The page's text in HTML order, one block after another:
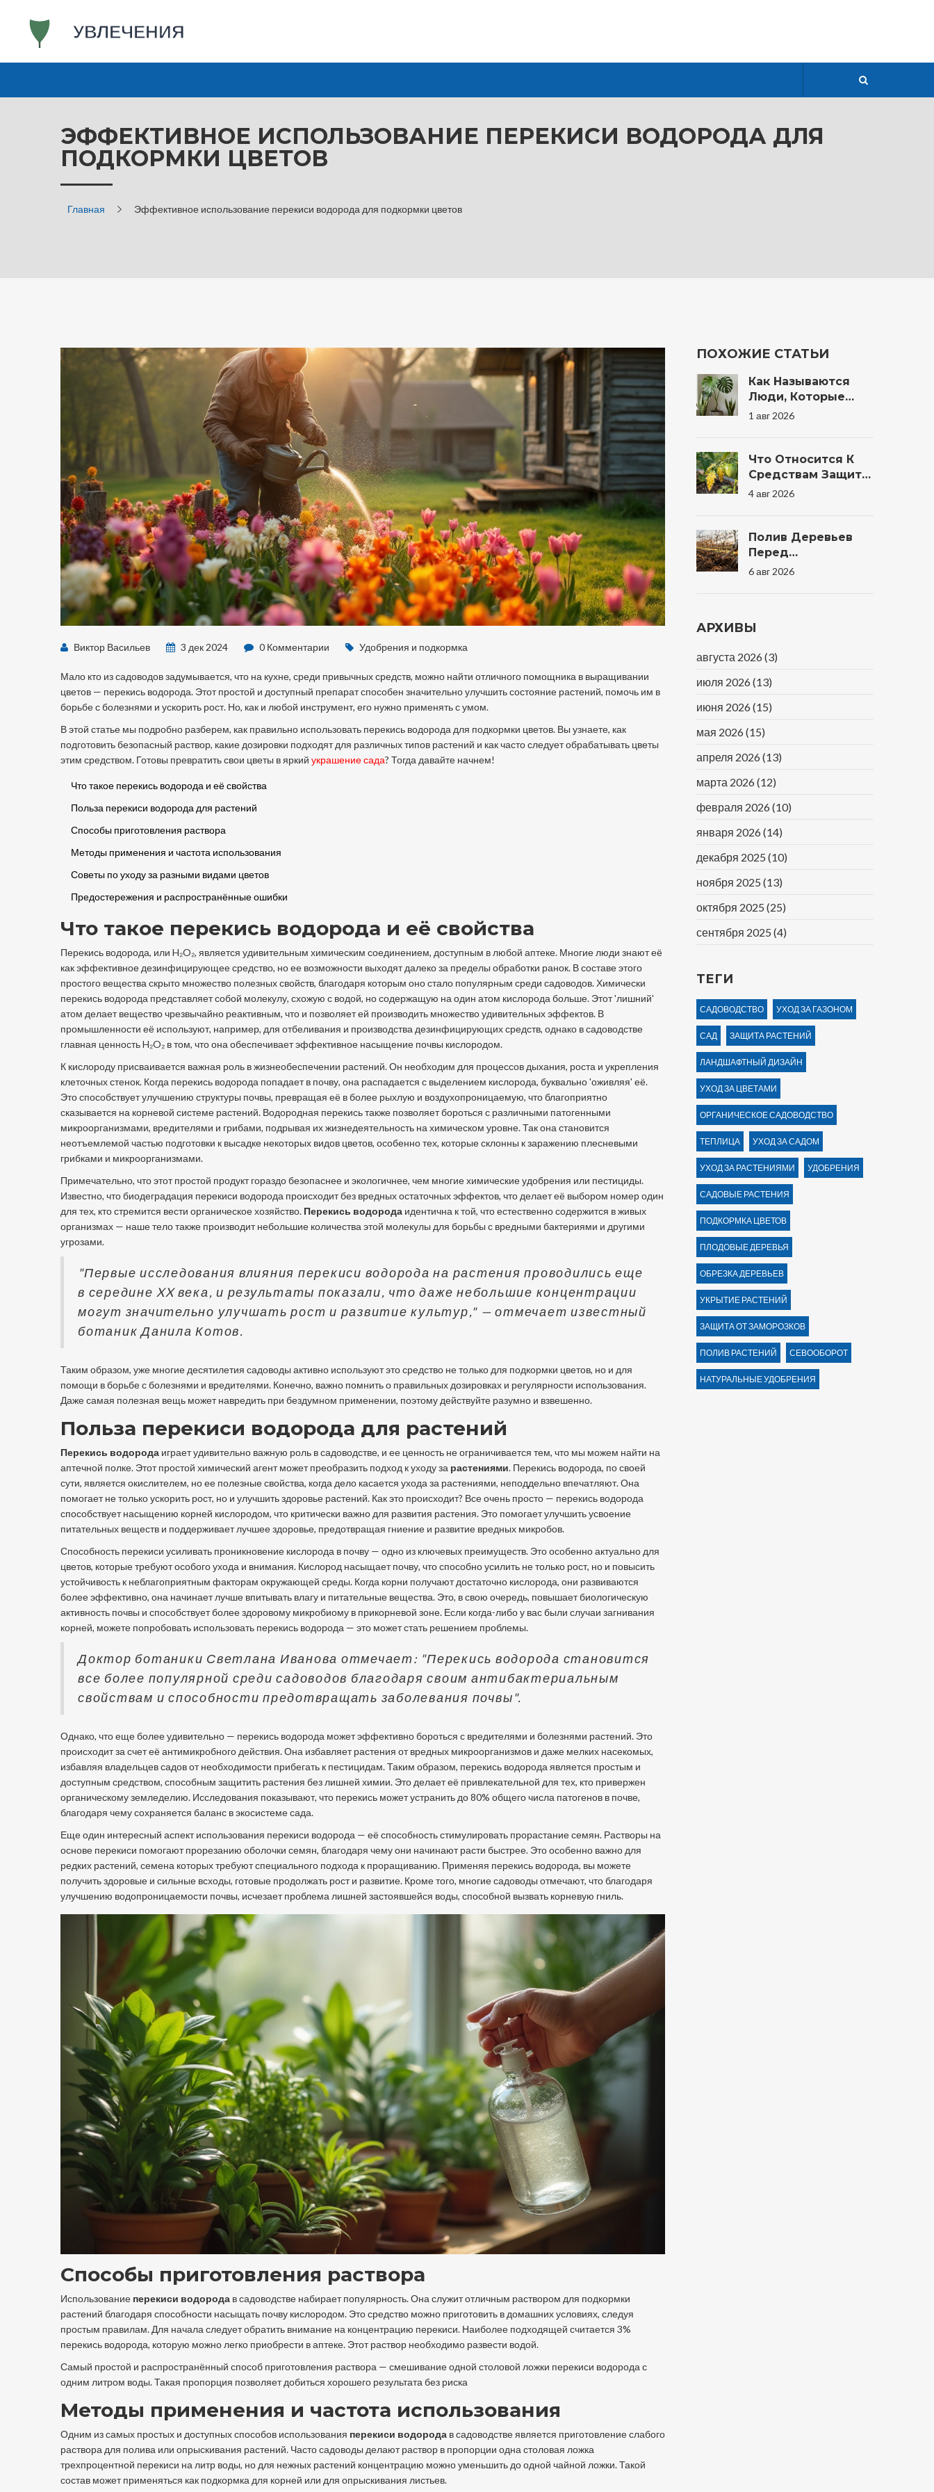
ЭФФЕКТИВНОЕ ИСПОЛЬЗОВАНИЕ ПЕРЕКИСИ ВОДОРОДА ДЛЯ
ПОДКОРМКИ ЦВЕТОВ
Главная Эффективное использование перекиси водорода для подкормки цветов
Виктор Васильев 3 дек 2024 0 Комментарии Удобрения и подкормка
Мало кто из садоводов задумывается, что на кухне, среди привычных средств, можно найти отличного помощника в выращивании
цветов — перекись водорода. Этот простой и доступный препарат способен значительно улучшить состояние растений, помочь им в
борьбе с болезнями и ускорить рост. Но, как и любой инструмент, его нужно применять с умом.
В этой статье мы подробно разберем, как правильно использовать перекись водорода для подкормки цветов. Вы узнаете, как
подготовить безопасный раствор, какие дозировки подходят для различных типов растений и как часто следует обрабатывать цветы
этим средством. Готовы превратить свои цветы в яркий украшение сада? Тогда давайте начнем!
Что такое перекись водорода и её свойства
Польза перекиси водорода для растений
Способы приготовления раствора
Методы применения и частота использования
Советы по уходу за разными видами цветов
Предостережения и распространённые ошибки
Что такое перекись водорода и её свойства
Перекись водорода, или H₂O₂, является удивительным химическим соединением, доступным в любой аптеке. Многие люди знают её
как эффективное дезинфицирующее средство, но ее возможности выходят далеко за пределы обработки ранок. В составе этого
простого вещества скрыто множество полезных свойств, благодаря которым оно стало популярным среди садоводов. Химически
перекись водорода представляет собой молекулу, схожую с водой, но содержащую на один атом кислорода больше. Этот 'лишний'
атом делает вещество чрезвычайно реактивным, что и позволяет ей производить множество удивительных эффектов. В
промышленности её используют, например, для отбеливания и производства дезинфицирующих средств, однако в садоводстве
главная ценность H₂O₂ в том, что она обеспечивает эффективное насыщение почвы кислородом.
К кислороду присваивается важная роль в жизнеобеспечении растений. Он необходим для процессов дыхания, роста и укрепления
клеточных стенок. Когда перекись водорода попадает в почву, она распадается с выделением кислорода, буквально 'оживляя' её.
Это способствует улучшению структуры почвы, превращая её в более рыхлую и воздухопроницаемую, что благоприятно
сказывается на корневой системе растений. Водородная перекись также позволяет бороться с различными патогенными
микроорганизмами, вредителями и грибами, подрывая их жизнедеятельность на химическом уровне. Так она становится
неотъемлемой частью подготовки к высадке некоторых видов цветов, особенно тех, которые склонны к заражению плесневыми
грибками и микроорганизмами.
Примечательно, что этот простой продукт гораздо безопаснее и экологичнее, чем многие химические удобрения или пестициды.
Известно, что биодеградация перекиси водорода происходит без вредных остаточных эффектов, что делает её выбором номер один
для тех, кто стремится вести органическое хозяйство. Перекись водорода идентична к той, что естественно содержится в живых
организмах — наше тело также производит небольшие количества этой молекулы для борьбы с вредными бактериями и другими
угрозами.
"Первые исследования влияния перекиси водорода на растения проводились еще
в середине XX века, и результаты показали, что даже небольшие концентрации
могут значительно улучшать рост и развитие культур," — отмечает известный
ботаник Данила Котов.
Таким образом, уже многие десятилетия садоводы активно используют это средство не только для подкормки цветов, но и для
помощи в борьбе с болезнями и вредителями. Конечно, важно помнить о правильных дозировках и регулярности использования.
Даже самая полезная вещь может навредить при бездумном применении, поэтому действуйте разумно и взвешенно.
Польза перекиси водорода для растений
Перекись водорода играет удивительно важную роль в садоводстве, и ее ценность не ограничивается тем, что мы можем найти на
аптечной полке. Этот простой химический агент может преобразить подход к уходу за растениями. Перекись водорода, по своей
сути, является окислителем, но ее полезные свойства, когда дело касается ухода за растениями, неподдельно впечатляют. Она
помогает не только ускорить рост, но и улучшить здоровье растений. Как это происходит? Все очень просто — перекись водорода
способствует насыщению корней кислородом, что критически важно для развития растения. Это помогает улучшить усвоение
питательных веществ и поддерживает лучшее здоровье, предотвращая гниение и развитие вредных микробов.
Способность перекиси усиливать проникновение кислорода в почву — одно из ключевых преимуществ. Это особенно актуально для
цветов, которые требуют особого ухода и внимания. Кислород насыщает почву, что способно усилить не только рост, но и повысить
устойчивость к неблагоприятным факторам окружающей среды. Когда корни получают достаточно кислорода, они развиваются
более эффективно, она начинает лучше впитывать влагу и питательные вещества. Это, в свою очередь, повышает биологическую
активность почвы и способствует более здоровому микробиому в прикорневой зоне. Если когда-либо у вас были случаи загнивания
корней, можете попробовать использовать перекись водорода — это может стать решением проблемы.
Доктор ботаники Светлана Иванова отмечает: "Перекись водорода становится
все более популярной среди садоводов благодаря своим антибактериальным
свойствам и способности предотвращать заболевания почвы".
Однако, что еще более удивительно — перекись водорода может эффективно бороться с вредителями и болезнями растений. Это
происходит за счет её антимикробного действия. Она избавляет растения от вредных микроорганизмов и даже мелких насекомых,
избавляя владельцев садов от необходимости прибегать к пестицидам. Таким образом, перекись водорода является простым и
доступным средством, способным защитить растения без лишней химии. Это делает её привлекательной для тех, кто привержен
органическому земледелию. Исследования показывают, что перекись может устранить до 80% общего числа патогенов в почве,
благодаря чему сохраняется баланс в экосистеме сада.
Еще один интересный аспект использования перекиси водорода — её способность стимулировать прорастание семян. Растворы на
основе перекиси помогают прорезанию оболочки семян, благодаря чему они начинают расти быстрее. Это особенно важно для
редких растений, семена которых требуют специального подхода к проращиванию. Применяя перекись водорода, вы можете
получить здоровые и сильные всходы, готовые продолжать рост и развитие. Кроме того, многие садоводы отмечают, что благодаря
улучшению водопроницаемости почвы, исчезает проблема лишней застоявшейся воды, способной вызвать корневую гниль.
Способы приготовления раствора
Использование перекиси водорода в садоводстве набирает популярность. Она служит отличным раствором для подкормки
растений благодаря способности насыщать почву кислородом. Это средство можно приготовить в домашних условиях, следуя
простым правилам. Для начала следует обратить внимание на концентрацию перекиси. Наиболее подходящей считается 3%
перекись водорода, которую можно легко приобрести в аптеке. Этот раствор необходимо развести водой.
Самый простой и распространённый способ приготовления раствора — смешивание одной столовой ложки перекиси водорода с
одним литром воды. Такая пропорция позволяет добиться хорошего результата без риска
Методы применения и частота использования
Одним из самых простых и доступных способов использования перекиси водорода в садоводстве является приготовление слабого
раствора для полива или опрыскивания растений. Часто садоводы делают раствор в пропорции одна столовая ложка
трехпроцентной перекиси на литр воды, но для нежных растений концентрацию можно уменьшить до одной чайной ложки. Такой
состав может применяться как подкормка для корней или для опрыскивания листьев.
ПОХОЖИЕ СТАТЬИ
Как Называются
Люди, Которые
Любят Растения:
1 авг 2026
Что Относится К
Средствам Защиты
Растений: Полный
Сада
4 авг 2026
Полив Деревьев
Перед
Заморозками:
6 авг 2026
АРХИВЫ
августа 2026 (3)
июля 2026 (13)
июня 2026 (15)
мая 2026 (15)
апреля 2026 (13)
марта 2026 (12)
февраля 2026 (10)
января 2026 (14)
декабря 2025 (10)
ноября 2025 (13)
октября 2025 (25)
сентября 2025 (4)
ТЕГИ
САДОВОДСТВО УХОД ЗА ГАЗОНОМ
САД ЗАЩИТА РАСТЕНИЙ
ЛАНДШАФТНЫЙ ДИЗАЙН
УХОД ЗА ЦВЕТАМИ
ОРГАНИЧЕСКОЕ САДОВОДСТВО
ТЕПЛИЦА УХОД ЗА САДОМ
УХОД ЗА РАСТЕНИЯМИ УДОБРЕНИЯ
САДОВЫЕ РАСТЕНИЯ
ПОДКОРМКА ЦВЕТОВ
ПЛОДОВЫЕ ДЕРЕВЬЯ
ОБРЕЗКА ДЕРЕВЬЕВ
УКРЫТИЕ РАСТЕНИЙ
ЗАЩИТА ОТ ЗАМОРОЗКОВ
ПОЛИВ РАСТЕНИЙ СЕВООБОРОТ
НАТУРАЛЬНЫЕ УДОБРЕНИЯ